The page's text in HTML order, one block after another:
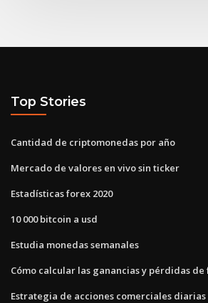
Top Stories
Cantidad de criptomonedas por año
Mercado de valores en vivo sin ticker
Estadísticas forex 2020
10 000 bitcoin a usd
Estudia monedas semanales
Cómo calcular las ganancias y pérdidas de
Estrategia de acciones comerciales diarias